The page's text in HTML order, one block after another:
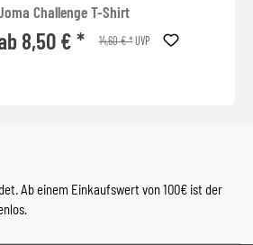
Challenge T-Shirt
8,50 € * 14,60 € *UVP
Ab einem Einkaufswert von 100€ ist der